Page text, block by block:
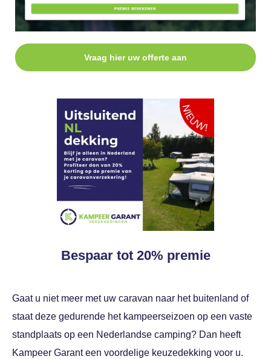
Vraag hier uw offerte aan
Bespaar tot 20% premie
Gaat u niet meer met uw caravan naar het buitenland of
staat deze gedurende het kampeerseizoen op een vaste
standplaats op een Nederlandse camping? Dan heeft
Kampeer Garant een voordelige keuzedekking voor u.